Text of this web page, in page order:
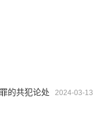
的共犯论处 2024-03-13